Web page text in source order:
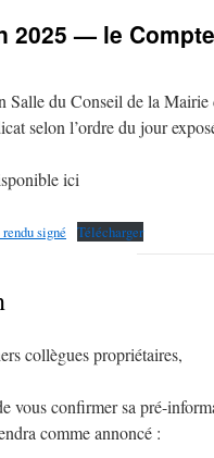
2025 — le
du Conseil de la Mairie
selon l’ordre du jour
ici
signé Télécharger
collègues propriétaires,
vous confirmer sa pré-
comme annoncé :